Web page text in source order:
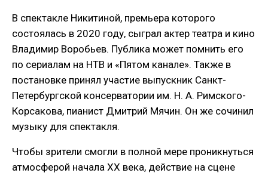
В спектакле Никитиной, премьера которого
состоялась в 2020 году, сыграл актер театра и кино
Владимир Воробьев. Публика может помнить его
по сериалам на НТВ и «Пятом канале». Также в
постановке принял участие выпускник Санкт-
Петербургской консерватории им. Н. А. Римского-
Корсакова, пианист Дмитрий Мячин. Он же сочинил
музыку для спектакля.
Чтобы зрители смогли в полной мере проникнуться
атмосферой начала XX века, действие на сцене